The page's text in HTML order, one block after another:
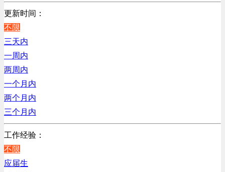
咨询/顾问/法律类
程序/语言开发类
行政/后勤/文秘类
销售类
人力资源类
互联网/电子商务/游戏类
建筑装潢/市政建设类
通信/移动互联网/手机类
技工/维修类
房地产开发/物业管理类
生产/加工/认证类
汽车/交通类
更新时间：
不限
三天内
一周内
两周内
一个月内
两个月内
三个月内
工作经验：
不限
应届生